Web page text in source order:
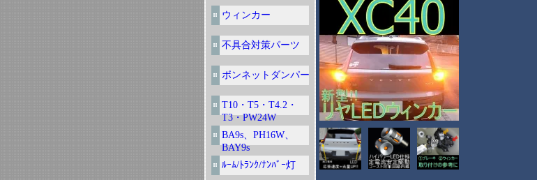
ウィンカー
不具合対策パーツ
ボンネットダンパー
T10・T5・T4.2・
T3・PW24W
BA9s、PH16W、
BAY9s
ﾙｰﾑ/ﾄﾗﾝｸ/ﾅﾝﾊﾞｰ灯